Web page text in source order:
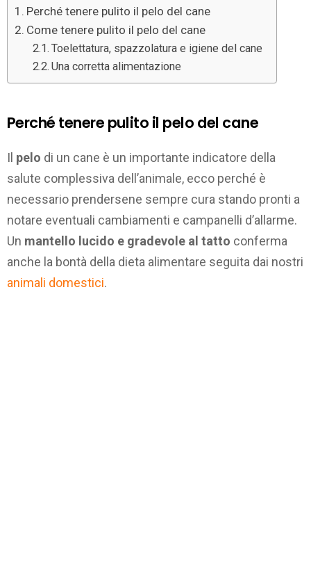
Perché tenere pulito il pelo del cane
Come tenere pulito il pelo del cane
Toelettatura, spazzolatura e igiene del cane
Una corretta alimentazione
Perché tenere pulito il pelo del cane
Il pelo di un cane è un importante indicatore della
salute complessiva dell’animale, ecco perché è
necessario prendersene sempre cura stando pronti a
notare eventuali cambiamenti e campanelli d’allarme.
Un mantello lucido e gradevole al tatto conferma
anche la bontà della dieta alimentare seguita dai nostri
animali domestici.